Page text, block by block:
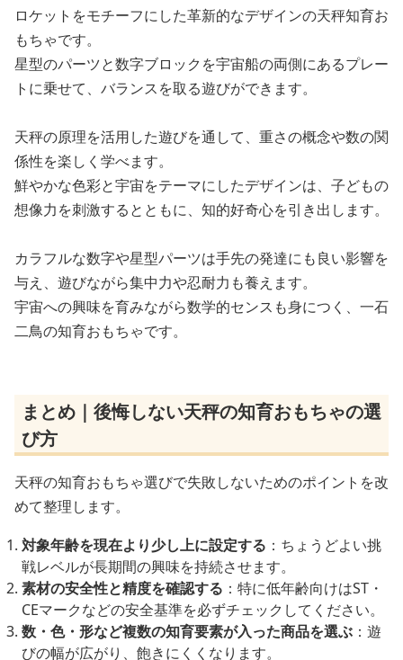
ロケットをモチーフにした革新的なデザインの天秤知育お
もちゃです。
星型のパーツと数字ブロックを宇宙船の両側にあるプレー
トに乗せて、バランスを取る遊びができます。
天秤の原理を活用した遊びを通して、重さの概念や数の関
係性を楽しく学べます。
鮮やかな色彩と宇宙をテーマにしたデザインは、子どもの
想像力を刺激するとともに、知的好奇心を引き出します。
カラフルな数字や星型パーツは手先の発達にも良い影響を
与え、遊びながら集中力や忍耐力も養えます。
宇宙への興味を育みながら数学的センスも身につく、一石
二鳥の知育おもちゃです。
まとめ｜後悔しない天秤の知育おもちゃの選
び方
天秤の知育おもちゃ選びで失敗しないためのポイントを改
めて整理します。
対象年齢を現在より少し上に設定する ：ちょうどよい挑
戦レベルが長期間の興味を持続させます。
素材の安全性と精度を確認する ：特に低年齢向けはST・
CEマークなどの安全基準を必ずチェックしてください。
数・色・形など複数の知育要素が入った商品を選ぶ ：遊
びの幅が広がり、飽きにくくなります。